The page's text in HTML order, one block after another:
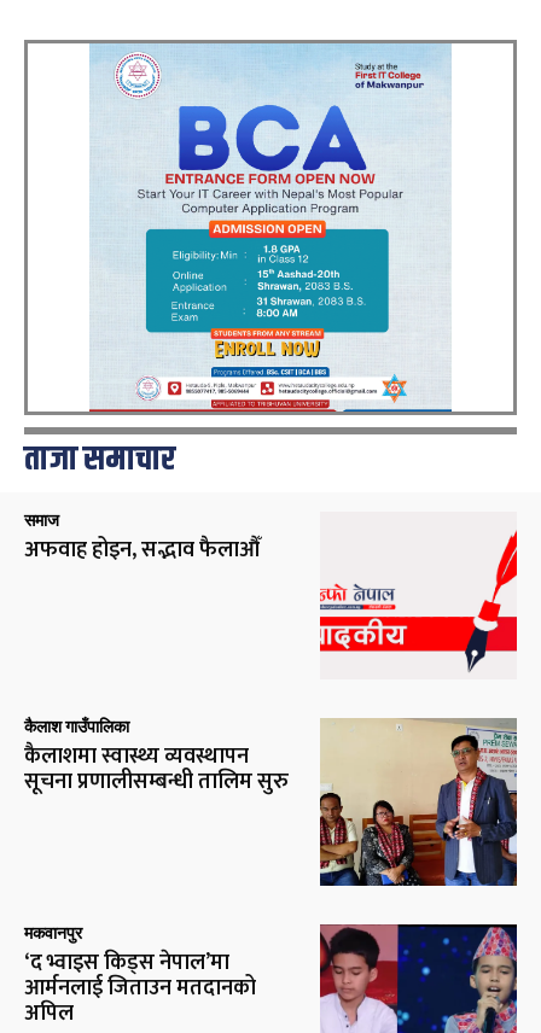
ताजा समाचार
समाज
अफवाह होइन, सद्भाव फैलाऔँ
कैलाश गाउँपालिका
कैलाशमा स्वास्थ्य व्यवस्थापन
सूचना प्रणालीसम्बन्धी तालिम सुरु
मकवानपुर
‘द भ्वाइस किड्स नेपाल’मा
आर्मनलाई जिताउन मतदानको
अपिल